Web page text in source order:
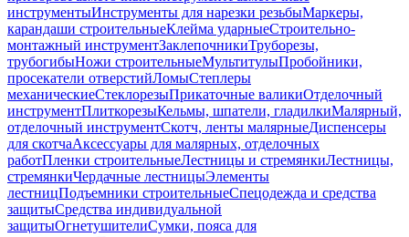
инструментыИнструменты для нарезки резьбыМаркеры,
карандаши строительныеКлейма ударныеСтроительно-
монтажный инструментЗаклепочникиТруборезы,
трубогибыНожи строительныеМультитулыПробойники,
просекатели отверстийЛомыСтеплеры
механическиеСтеклорезыПрикаточные валикиОтделочный
инструментПлиткорезыКельмы, шпатели, гладилкиМалярный,
отделочный инструментСкотч, ленты малярныеДиспенсеры
для скотчаАксессуары для малярных, отделочных
работПленки строительныеЛестницы и стремянкиЛестницы,
стремянкиЧердачные лестницыЭлементы
лестницПодъемники строительныеСпецодежда и средства
защитыСредства индивидуальной
защитыОгнетушителиСумки, пояса для